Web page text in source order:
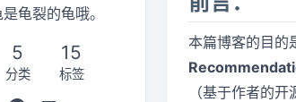
本篇博客的目
（基于作者的
龟裂的龟哦。
5
分类
15
标签